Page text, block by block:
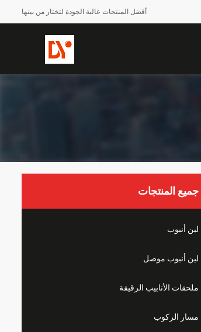
أفضل المنتجات عالية الجودة لتختار من بينها
جميع المنتجات
لين أنبوب
لين أنبوب موصل
ملحقات الأنابيب الرقيقة
مسار الركوب